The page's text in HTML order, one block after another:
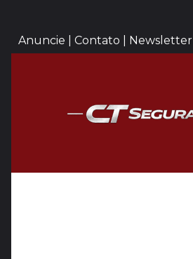
Anuncie | Contato | Newsletter